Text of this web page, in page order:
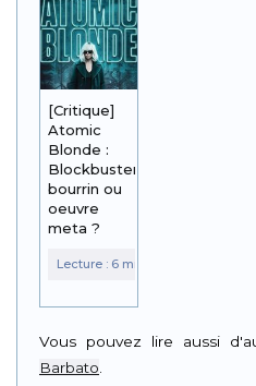
[Critique]
Atomic
Blonde :
Blockbuster
bourrin ou
oeuvre
meta ?
Vous pouvez lire aussi
Barbato